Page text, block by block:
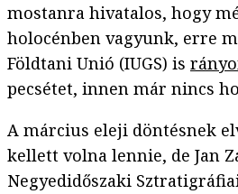
mostanra hivatalos, hogy
holocénben vagyunk, erre
Földtani Unió (IUGS) is
pecsétet, innen már nincs
A március eleji döntésnek
kellett volna lennie, de Jan
Negyedidőszaki